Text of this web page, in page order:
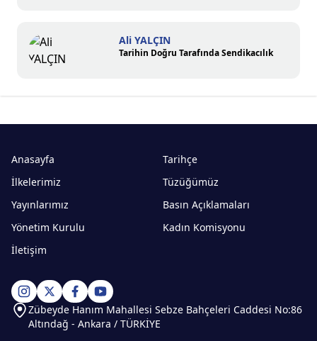
Ali YALÇIN
Tarihin Doğru Tarafında Sendikacılık
Anasayfa
Tarihçe
İlkelerimiz
Tüzüğümüz
Yayınlarımız
Basın Açıklamaları
Yönetim Kurulu
Kadın Komisyonu
İletişim
Zübeyde Hanım Mahallesi Sebze Bahçeleri Caddesi No:86
Altındağ - Ankara / TÜRKİYE